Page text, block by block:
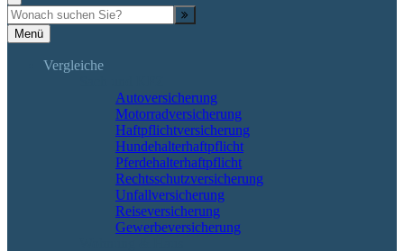
Menü
Vergleiche
Autoversicherung
Motorradversicherung
Haftpflichtversicherung
Hundehalterhaftpflicht
Pferdehalterhaftpflicht
Rechtsschutzversicherung
Unfallversicherung
Reiseversicherung
Gewerbeversicherung